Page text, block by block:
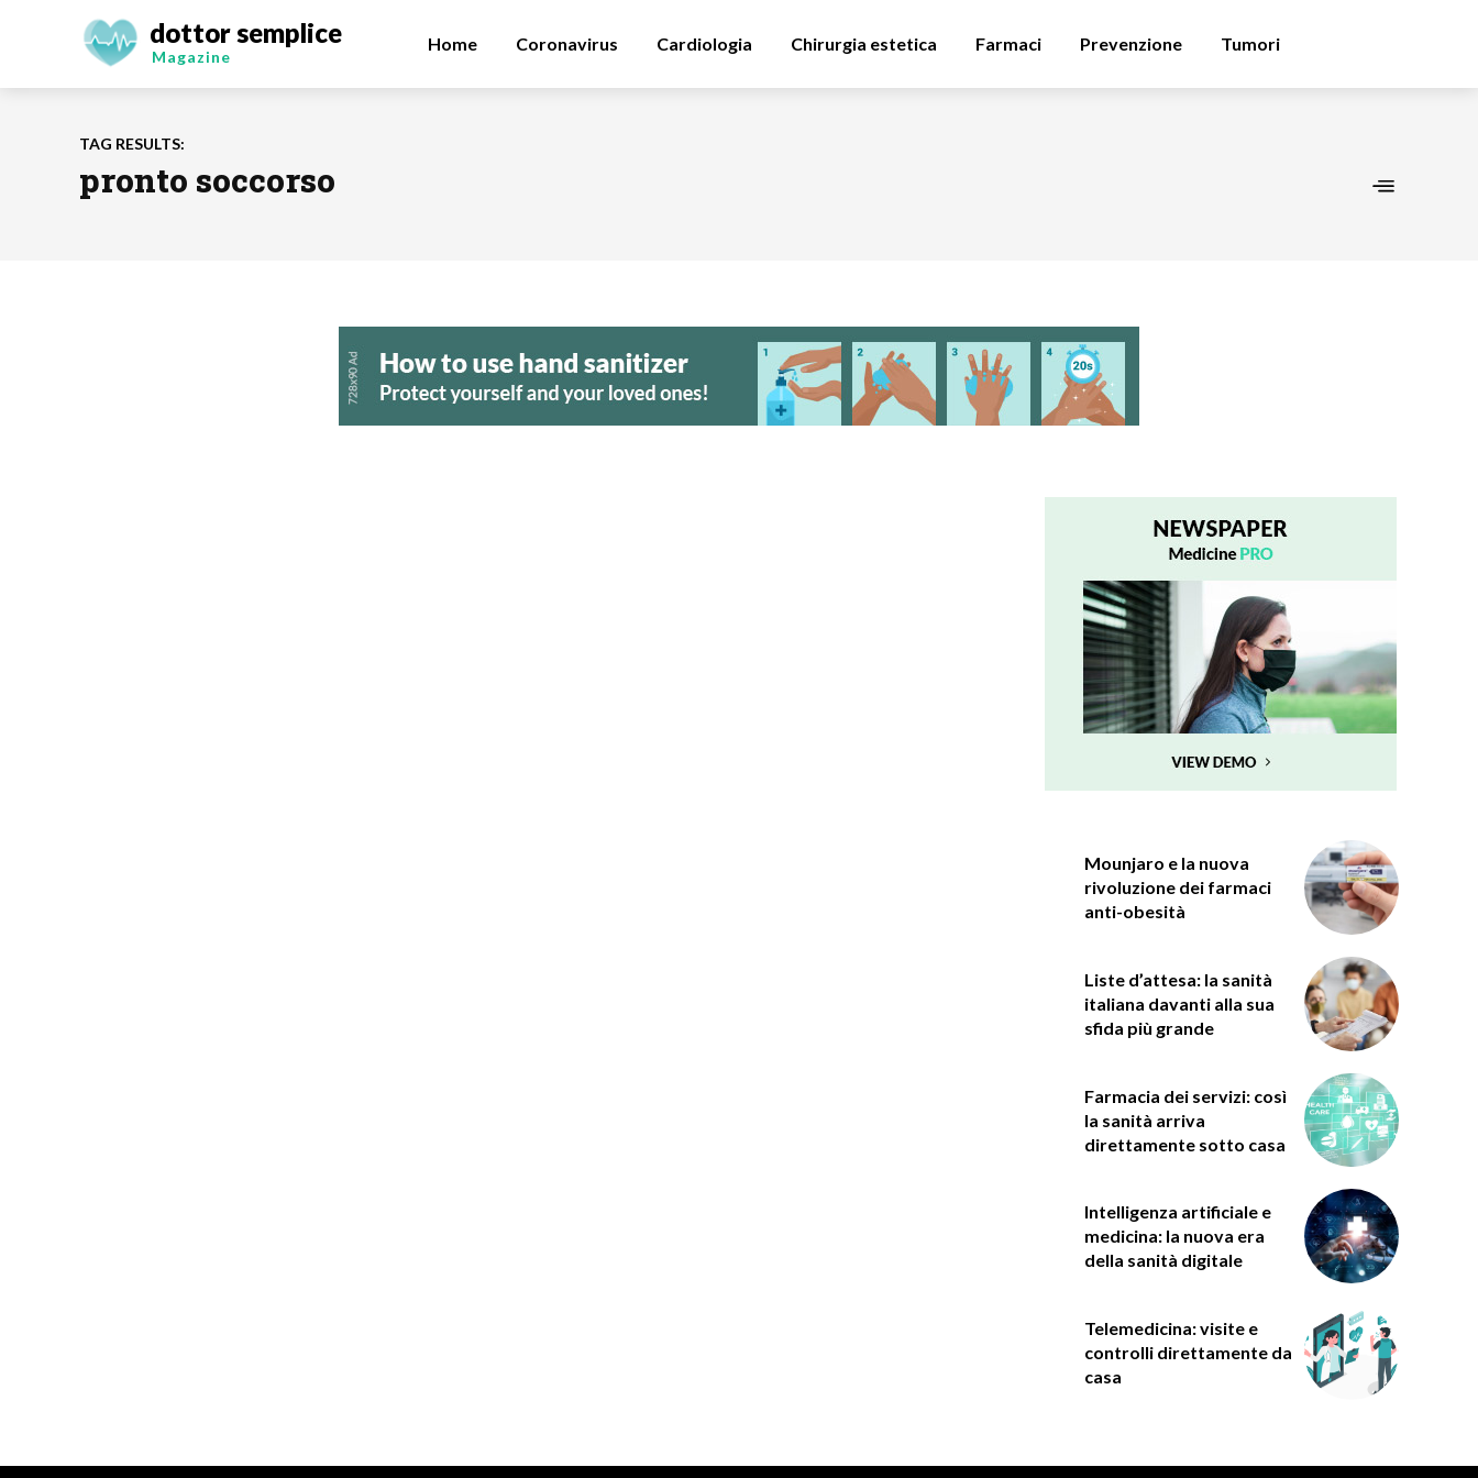
dottor semplice
Magazine
Home Coronavirus Cardiologia Chirurgia estetica Farmaci Prevenzione Tumori
TAG RESULTS:
pronto soccorso
Mounjaro e la nuova
rivoluzione dei farmaci
anti-obesità
Liste d’attesa: la sanità
italiana davanti alla sua
sfida più grande
Farmacia dei servizi: così
la sanità arriva
direttamente sotto casa
Intelligenza artificiale e
medicina: la nuova era
della sanità digitale
Telemedicina: visite e
controlli direttamente da
casa